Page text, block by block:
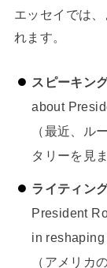
エッセイでは
れます。
スピーキン
about
（最近、ル
タリーを見
ライティン
President
in reshaping
（アメリカ